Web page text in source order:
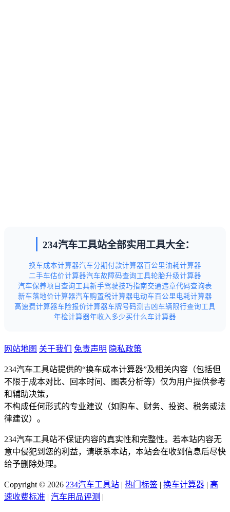
234汽车工具站全部实用工具大全：
换车成本计算器汽车分期付款计算器 百公里油耗计算器
二手车估价计算器汽车故障码查询工具轮胎升级计算器
汽车保养项目查询工具新手驾驶技巧指南交通违章代码查询表
新车落地价计算器汽车购置税计算器电动车百公里电耗计算器
高速费计算器车险报价计算器车牌号码测吉凶车辆限行查询工具
年检计算器年收入多少买什么车计算器
网站地图 关于我们 免责声明 隐私政策
234汽车工具站提供的“换车成本计算器”及相关内容（包括但
不限于成本对比、回本时间、图表分析等）仅为用户提供参考
和辅助决策，
不构成任何形式的专业建议（如购车、财务、投资、税务或法
律建议）。
234汽车工具站不保证内容的真实性和完整性。若本站内容无
意中侵犯到您的利益，请联系本站，本站会在收到信息后尽快
给予删除处理。
Copyright © 2026 234汽车工具站 | 热门标签 | 换车计算器 | 高
速收费标准 | 汽车用品评测 |